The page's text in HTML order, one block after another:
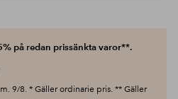
på redan prissänkta varor**.
9/8. * Gäller ordinarie pris. ** Gäller